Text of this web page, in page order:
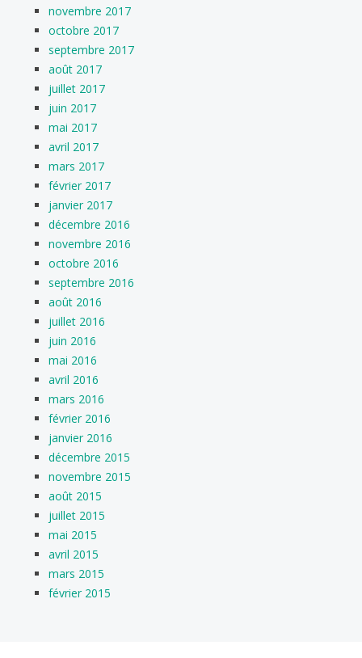
novembre 2017
octobre 2017
septembre 2017
août 2017
juillet 2017
juin 2017
mai 2017
avril 2017
mars 2017
février 2017
janvier 2017
décembre 2016
novembre 2016
octobre 2016
septembre 2016
août 2016
juillet 2016
juin 2016
mai 2016
avril 2016
mars 2016
février 2016
janvier 2016
décembre 2015
novembre 2015
août 2015
juillet 2015
mai 2015
avril 2015
mars 2015
février 2015